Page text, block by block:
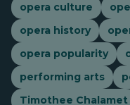
opera culture
opera history
opera popularity
performing arts
Timothee Chalamet